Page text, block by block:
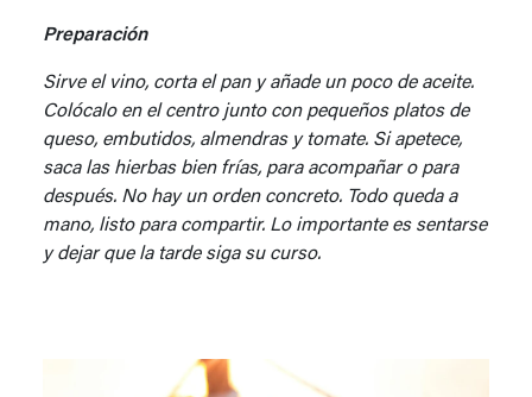
Preparación
Sirve el vino, corta el pan y añade un poco de aceite.
Colócalo en el centro junto con pequeños platos de
queso, embutidos, almendras y tomate. Si apetece,
saca las hierbas bien frías, para acompañar o para
después. No hay un orden concreto. Todo queda a
mano, listo para compartir. Lo importante es sentarse
y dejar que la tarde siga su curso.